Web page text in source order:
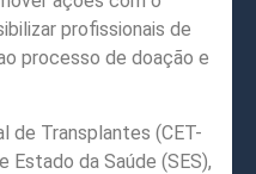
profissionais de
processo de doação e
de Transplantes (CET-
Estado da Saúde (SES),